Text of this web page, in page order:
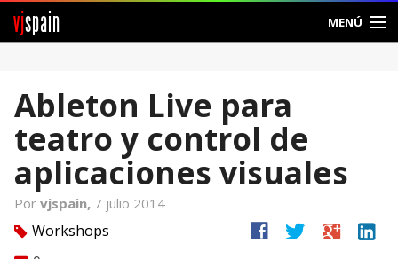
vjspain MENÚ
Foros
Noticias
Vjspain
Ayuda
Ableton Live para
teatro y control de
aplicaciones visuales
Por vjspain, 7 julio 2014
tag Workshops
facebook twitter google linkedin